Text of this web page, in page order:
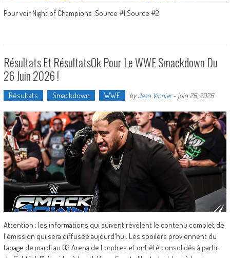
Pour voir Night of Champions :Source #1,Source #2
Résultats Et RésultatsOk Pour Le WWE Smackdown Du
26 Juin 2026 !
Résultats Smackdown WWE byJean Vinnier- juin 26, 2026
Attention : les informations qui suivent révèlent le contenu complet de
l'émission qui sera diffusée aujourd'hui. Les spoilers proviennent du
tapage de mardi au O2 Arena de Londres et ont été consolidés à partir